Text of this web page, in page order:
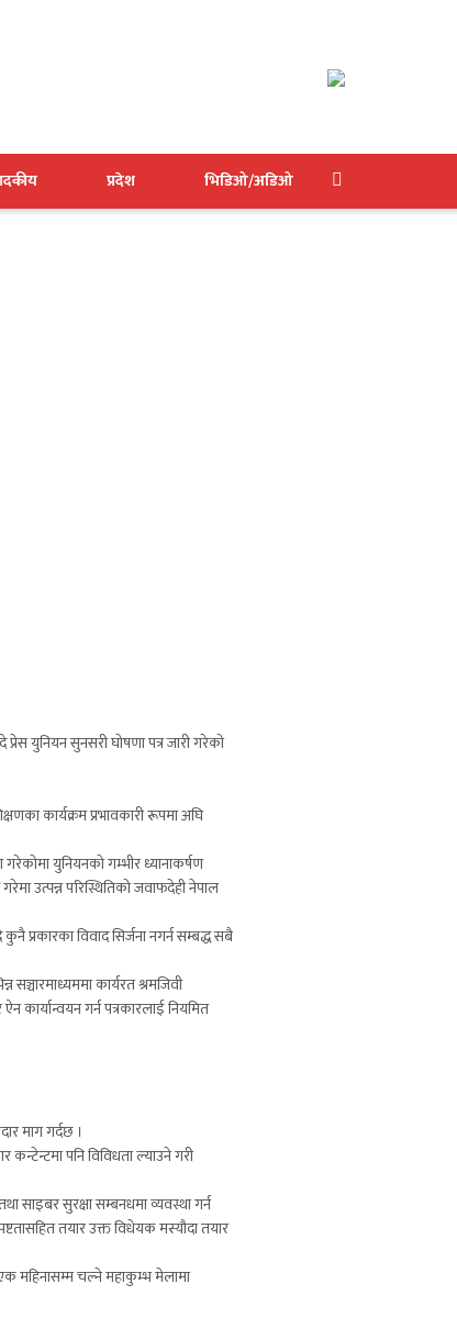
प्रदेश भिडिओ/अडिओ
युनियन सुनसरी घोषणा पत्र जारी गरेको
कार्यक्रम प्रभावकारी रूपमा अघि
युनियनको गम्भीर ध्यानाकर्षण
उत्पन्न परिस्थितिको जवाफदेही नेपाल
प्रकारका विवाद सिर्जना नगर्न सम्बद्ध सबै
सञ्चारमाध्यममा कार्यरत श्रमजिवी
कार्यान्वयन गर्न पत्रकारलाई नियमित
माग गर्दछ ।
कन्टेन्टमा पनि विविधता ल्याउने गरी
साइबर सुरक्षा सम्बनधमा व्यवस्था गर्न
तयार उक्त विधेयक मस्यौदा तयार
एक महिनासम्म चल्ने महाकुम्भ मेलामा